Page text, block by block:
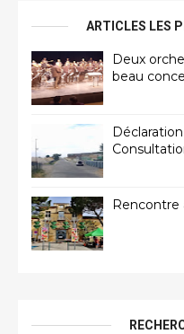
ARTICLES LES
Deux
beau
Rencontre